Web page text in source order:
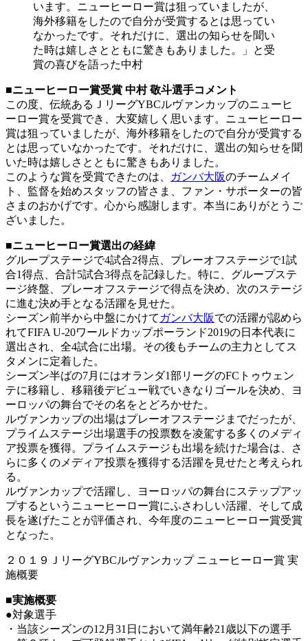
います。ニューヒーロー賞は狙っていましたが、
海外移籍をしたので自分が受賞するとは思ってい
なかったです。それだけに、選出の知らせを聞い
た時は嬉しさとともに驚きもありました。」と受
賞の喜びを語った中村
■ニューヒーロー賞受賞 中村 敬斗選手コメント
この度、伝統あるＪリーグYBCルヴァンカップのニューヒ
ーロー賞を受賞でき、大変嬉しく思います。ニューヒーロー
賞は狙っていましたが、海外移籍をしたので自分が受賞する
とは思っていなかったです。それだけに、選出の知らせを聞
いた時は嬉しさとともに驚きもありました。
このような賞を受賞できたのは、
ガンバ大阪のチームメイ
ト、監督を始めスタッフの皆さま、ファン・サポーターの皆
さまのおかげです。心から感謝します。本当にありがとうご
ざいました。
■ニューヒーロー賞選出の経緯
グループステージで4試合2得点、プレーオフステージで1試
合1得点、合計5試合3得点を記録した。特に、グループステ
ージ終盤、プレーオフステージで得点を決め、次のステージ
に進む決め手となる活躍を見せた。
シーズン前半から中盤にかけて ガンバ大阪での活躍が認めら
れてFIFA U-20ワールドカップポーランド2019の日本代表に
選出され、全4試合に出場。その後もチームの主力としてス
タメンに定着した。
シーズン半ばの7月にはオランダ1部リーグのFCトゥウェン
テに移籍し、移籍後デビュー戦でいきなりゴールを決め、ヨ
ーロッパの舞台でその名をとどろかせた。
ルヴァンカップの出場はプレーオフステージまでだったが、
プライムステージ出場選手の投票数を凌駕する多くのメディ
ア投票を獲得。プライムステージも出場を続けた場合は、さ
らに多くのメディア投票を獲得する活躍を見せたと考えられ
る。
ルヴァンカップで活躍し、ヨーロッパの舞台にステップアッ
プするというニューヒーロー賞にふさわしい活躍、そして成
長を遂げたことが評価され、今年度のニューヒーロー賞受賞
となった。
２０１９ＪリーグYBCルヴァンカップ ニューヒーロー賞 実
施概要
■実施概要
●対象選手
・当該シーズンの12月31日において満年齢21歳以下の選手